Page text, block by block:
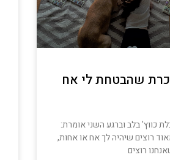
שהבטחת לי אח
כווץ' בלב וברגע השני אומרת:
רוצים שיהיה לך אח או אחות,
רוצים